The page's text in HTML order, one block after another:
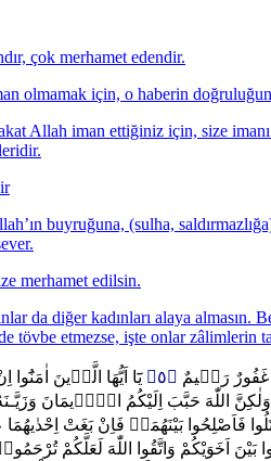
çok merhamet edendir.
olmamak için, o haberin
Allah iman ettiğiniz için, size
buyruğuna, (sulha,
merhamet edilsin.
da diğer kadınları alaya
tövbe etmezse, işte onlar zâlimlerin
غَفُورٌ رَح۪يمٌ ﴿٥﴾ يَٓا اَيُّهَا الَّذ۪ينَ
اللّٰهَ حَبَّبَ اِلَيْكُمُ الْا۪يمَانَ
فَاَصْلِحُوا بَيْنَهُمَاۚ فَاِنْ بَغَتْ
بَيْنَ اَخَوَيْكُمْ وَاتَّقُوا اللّٰهَ لَعَلَّكُمْ